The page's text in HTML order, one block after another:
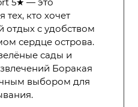
5★ — это
тех, кто хочет
отдых с удобством
сердце острова.
сады и
Боракая
выбором для